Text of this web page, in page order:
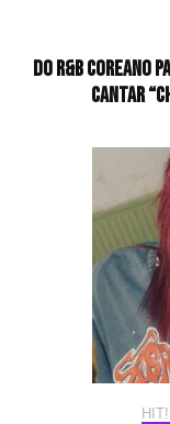
Do R&B Coreano
cantar